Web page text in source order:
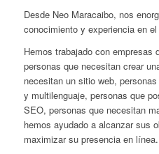
Desde Neo Maracaibo, nos
conocimiento y experiencia en
Hemos trabajado con empresas
personas que necesitan crear
necesitan un sitio web,
y multilenguaje, personas que
SEO, personas que necesitan
hemos ayudado a alcanzar sus
maximizar su presencia en línea.